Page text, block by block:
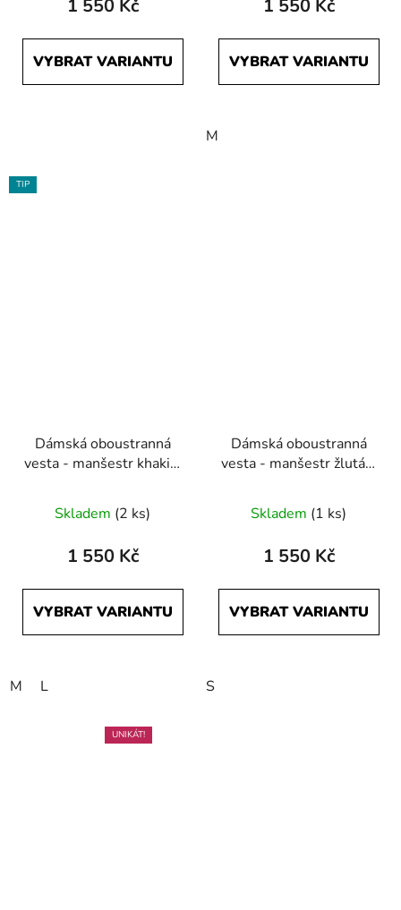
1 550 Kč
VYBRAT VARIANTU
5,0
z
1 550 Kč
VYBRAT VARIANTU
M
TIP
Dámská oboustranná
vesta - manšestr khaki a
Skladem (2 ks)
1 550 Kč
VYBRAT VARIANTU
M L
Dámská oboustranná
vesta - manšestr žlutá a
Skladem (1 ks)
1 550 Kč
VYBRAT VARIANTU
S
UNIKÁT!